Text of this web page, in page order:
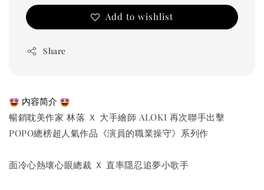
Add to wishlist
Share
内容简介
暢銷耽美作家 林落 Ｘ 大手繪師 ALOKI 再次聯手出擊
POPO總榜超人氣作品《演員的職業操守》系列作
面冷心熱壞心眼總裁 Ｘ 直率隱忍追夢小歌手